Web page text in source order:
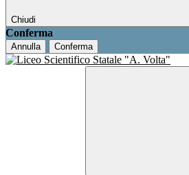
Chiudi
Conferma
Annulla Conferma